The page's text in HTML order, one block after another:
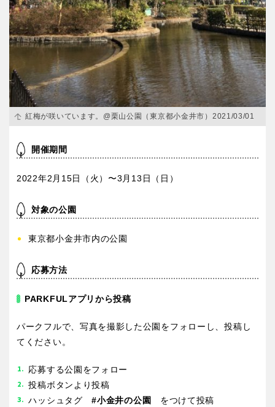
三重 滋賀
京都 大阪
兵庫 奈良
和歌山
中国・四国
鳥取
岡山
高知
紅梅が咲いています。@栗山公園（東京都小金井市）2021/03/01
開催期間
2022年2月15日（火）〜3月13日（日）
対象の公園
東京都小金井市内の公園
応募方法
PARKFULアプリから投稿
パークフルで、写真を撮影した公園をフォローし、投稿し
てください。
応募する公園をフォロー
投稿ボタンより投稿
ハッシュタグ#小金井の公園 をつけて投稿